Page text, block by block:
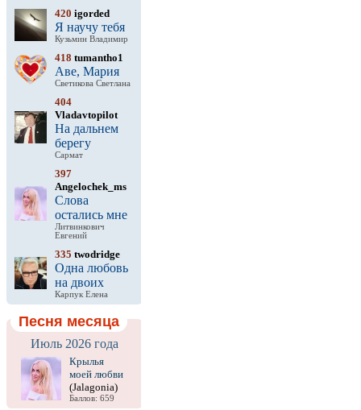
420 igorded
Я научу тебя
Кузьмин Владимир
418 tumantho1
Аве, Мария
Светикова Светлана
404
Vladavtopilot
На дальнем
берегу
Сармат
397
Angelochek_ms
Слова
остались мне
Литвинкович
Евгений
335 twodridge
Одна любовь
на двоих
Карпук Елена
Песня месяца
Июль 2026 года
Крылья
моей любви
(Jalagonia)
Баллов: 659